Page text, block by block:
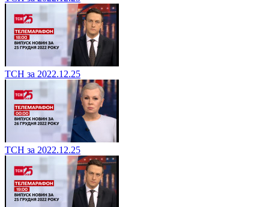
ТСН за 2022.12.25
ТСН за 2022.12.25